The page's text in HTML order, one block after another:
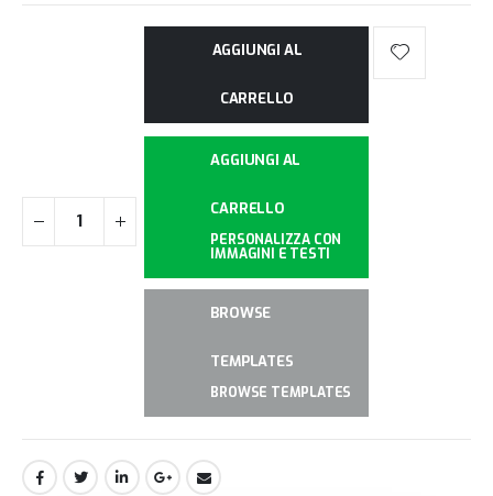
AGGIUNGI AL
CARRELLO
AGGIUNGI AL
CARRELLO
PERSONALIZZA CON
IMMAGINI E TESTI
BROWSE
TEMPLATES
BROWSE TEMPLATES